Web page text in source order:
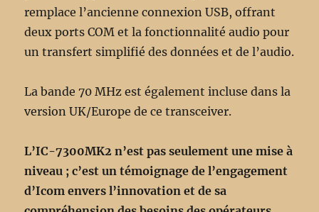
remplace l’ancienne connexion USB, offrant
deux ports COM et la fonctionnalité audio pour
un transfert simplifié des données et de l’audio.
La bande 70 MHz est également incluse dans la
version UK/Europe de ce transceiver.
L’IC-7300MK2 n’est pas seulement une mise à
niveau ; c’est un témoignage de l’engagement
d’Icom envers l’innovation et de sa